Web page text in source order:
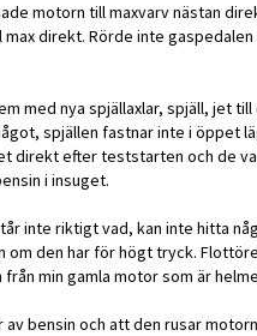
motorn till maxvarv nästan
direkt. Rörde inte
med nya spjällaxlar, spjäll, jet
spjällen fastnar inte i
direkt efter teststarten och de
i insuget.
inte riktigt vad, kan inte hitta
den har för högt tryck.
min gamla motor som är
bensin och att den rusar